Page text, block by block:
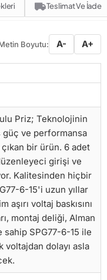
Teslimat Ve İade
Boyutu: A- A+
Priz; Teknolojinin
güç ve performansa
bir ürün. 6 adet
girişi ve
Kalitesinden hiçbir
6-15'i uzun yıllar
voltaj baskısını
montaj deliği, Alman
SPG77-6-15 ile
voltajdan dolayı asla